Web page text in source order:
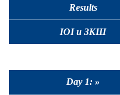
Results
IOI и ЗКШ
Day 1: »